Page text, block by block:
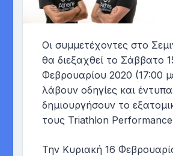
Οι συμμετέχοντες στο
θα διεξαχθεί το Σάββατο
Φεβρουαρίου 2020 (17:00
λάβουν οδηγίες και
δημιουργήσουν το
τους Triathlon
Την Κυριακή 16